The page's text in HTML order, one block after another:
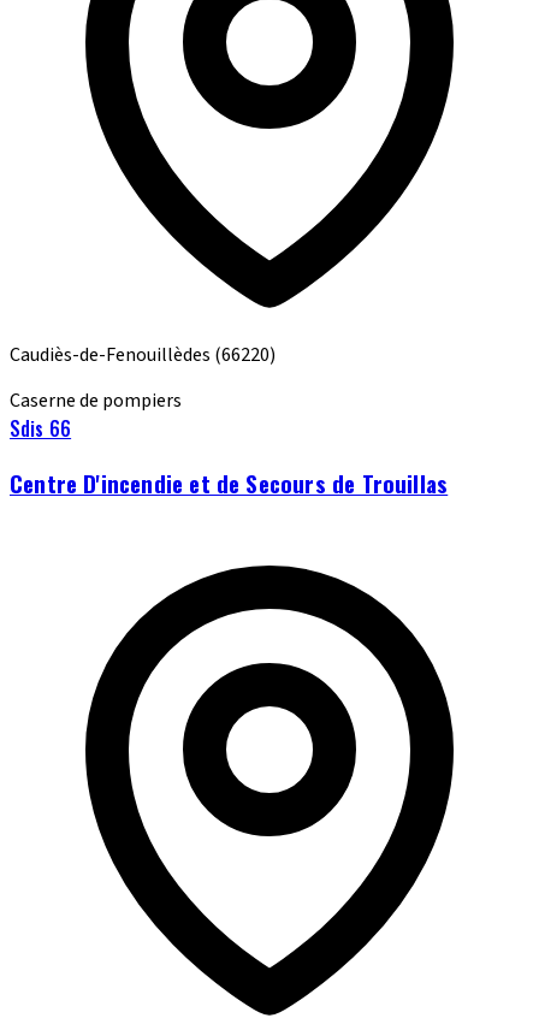
Caudiès-de-Fenouillèdes (66220)
Caserne de pompiers
Sdis 66
Centre D'incendie et de Secours de Trouillas